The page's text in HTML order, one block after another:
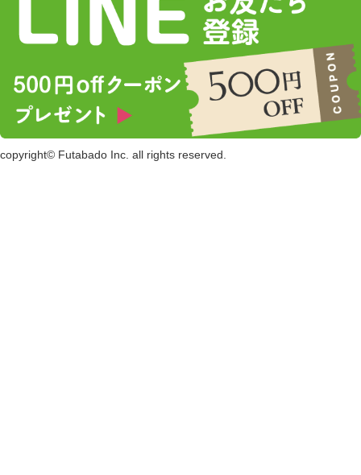
copyright© Futabado Inc. all rights reserved.